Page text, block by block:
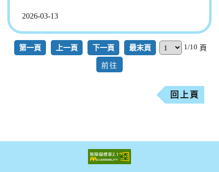
2026-03-13
第一頁 上一頁 下一頁 最末頁 1/10 頁
回上頁